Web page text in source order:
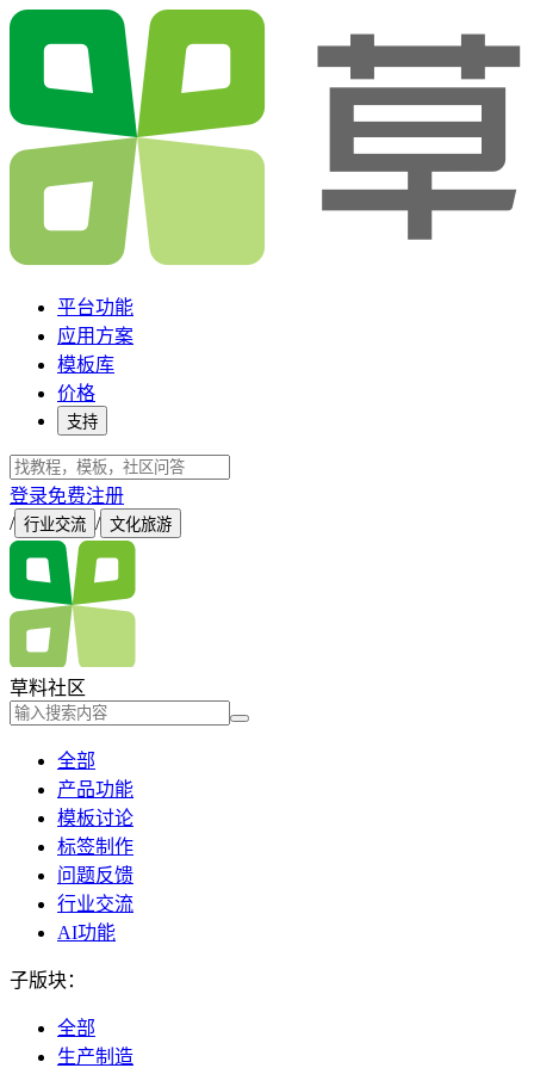
平台功能
应用方案
模板库
价格
支持
登录免费注册
/ 行业交流 / 文化旅游
草料社区
全部
产品功能
模板讨论
标签制作
问题反馈
行业交流
AI功能
子版块：
全部
生产制造